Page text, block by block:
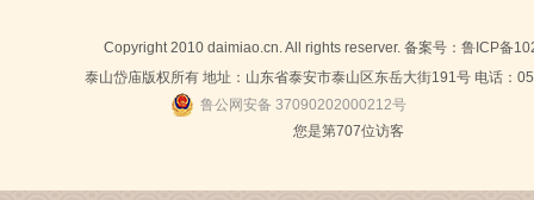
Copyright 2010 daimiao.cn. All rights reserver. 备案号： 鲁ICP备
泰山岱庙版权所有 地址：山东省泰安市泰山区东岳大街191号 电话：
鲁公网安备 37090202000212号
您是第707位访客